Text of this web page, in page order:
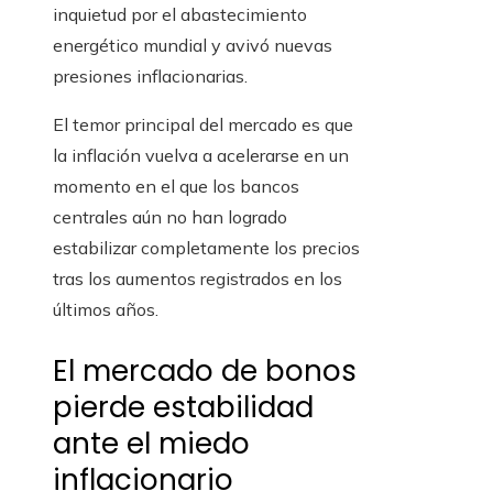
inquietud por el abastecimiento
energético mundial y avivó nuevas
presiones inflacionarias.
El temor principal del mercado es que
la inflación vuelva a acelerarse en un
momento en el que los bancos
centrales aún no han logrado
estabilizar completamente los precios
tras los aumentos registrados en los
últimos años.
El mercado de bonos
pierde estabilidad
ante el miedo
inflacionario